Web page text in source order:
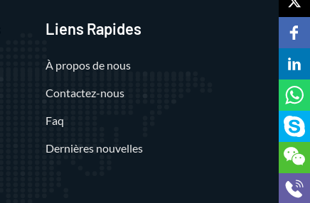
Liens Rapides
À propos de nous
Contactez-nous
Faq
Dernières nouvelles